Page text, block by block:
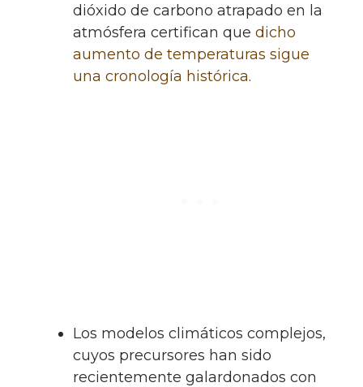
dióxido de carbono atrapado en la
atmósfera certifican que dicho
aumento de temperaturas sigue
una cronología histórica.
Los modelos climáticos complejos,
cuyos precursores han sido
recientemente galardonados con